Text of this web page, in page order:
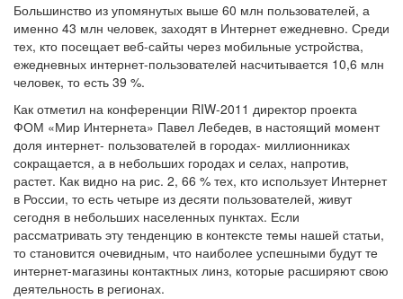
Большинство из упомянутых выше 60 млн пользователей, а
именно 43 млн человек, заходят в Интернет ежедневно. Среди
тех, кто посещает веб-сайты через мобильные устройства,
ежедневных интернет-пользователей насчитывается 10,6 млн
человек, то есть 39 %.
Как отметил на конференции RIW-2011 директор проекта
ФОМ «Мир Интернета» Павел Лебедев, в настоящий момент
доля интернет- пользователей в городах- миллионниках
сокращается, а в небольших городах и селах, напротив,
растет. Как видно на рис. 2, 66 % тех, кто использует Интернет
в России, то есть четыре из десяти пользователей, живут
сегодня в небольших населенных пунктах. Если
рассматривать эту тенденцию в контексте темы нашей статьи,
то становится очевидным, что наиболее успешными будут те
интернет-магазины контактных линз, которые расширяют свою
деятельность в регионах.